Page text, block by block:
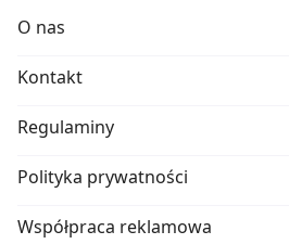
O nas
Kontakt
Regulaminy
Polityka prywatności
Współpraca reklamowa